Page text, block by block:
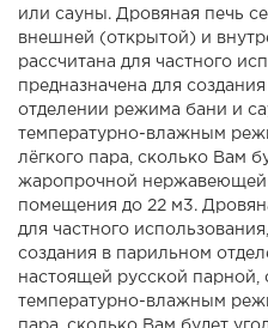
или сауны. Дровяная печь
внешней (открытой) и
рассчитана для частного
предназначена для
отделении режима бани и
температурно-влажным
лёгкого пара, сколько Вам
жаропрочной нержавеющей
помещения до 22 м3.
для частного
создания в парильном
настоящей русской парной,
температурно-влажным